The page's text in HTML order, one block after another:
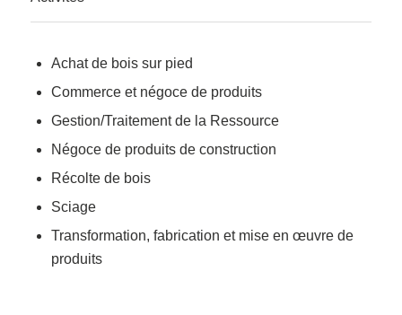
Achat de bois sur pied
Commerce et négoce de produits
Gestion/Traitement de la Ressource
Négoce de produits de construction
Récolte de bois
Sciage
Transformation, fabrication et mise en œuvre de
produits